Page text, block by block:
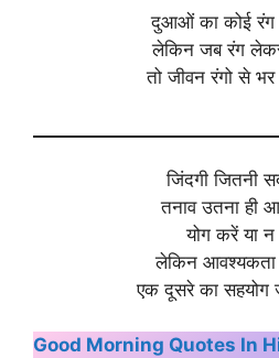
दुआओं का कोई रंग
लेकिन जब रंग
तो जीवन रंगो से
जिंदगी जितनी
तनाव उतना ही
योग करें या
लेकिन आवश्यकता
एक दूसरे का
Good Morning Quotes In